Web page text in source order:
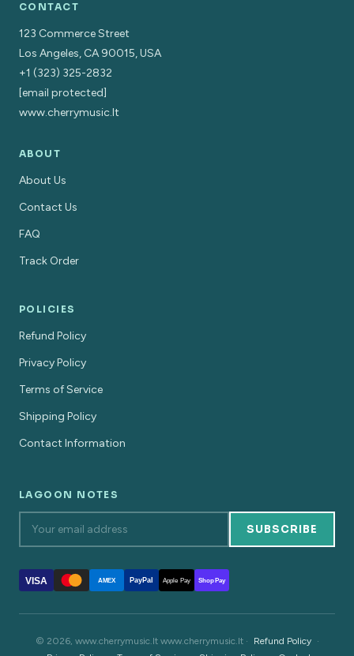
CONTACT
123 Commerce Street
Los Angeles, CA 90015, USA
+1 (323) 325-2832
[email protected]
www.cherrymusic.lt
ABOUT
About Us
Contact Us
FAQ
Track Order
POLICIES
Refund Policy
Privacy Policy
Terms of Service
Shipping Policy
Contact Information
LAGOON NOTES
SUBSCRIBE
VISA AMEX PayPal Apple Pay Shop Pay
© 2026, www.cherrymusic.lt www.cherrymusic.lt · Refund Policy
·